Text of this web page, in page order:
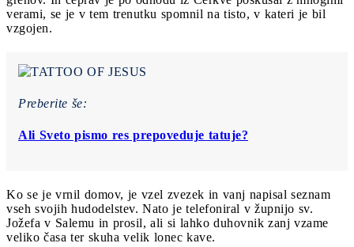
verami, se je v tem trenutku spomnil na tisto, v kateri je bil
vzgojen.
Preberite še:
Ali Sveto pismo res prepoveduje tatuje?
Ko se je vrnil domov, je vzel zvezek in vanj napisal seznam
vseh svojih hudodelstev. Nato je telefoniral v župnijo sv.
Jožefa v Salemu in prosil, ali si lahko duhovnik zanj vzame
veliko časa ter skuha velik lonec kave.